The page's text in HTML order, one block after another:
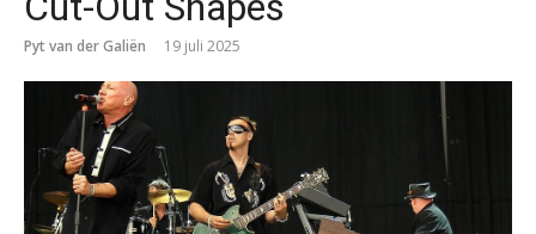
Pyt van der Galiën 19 juli 2025